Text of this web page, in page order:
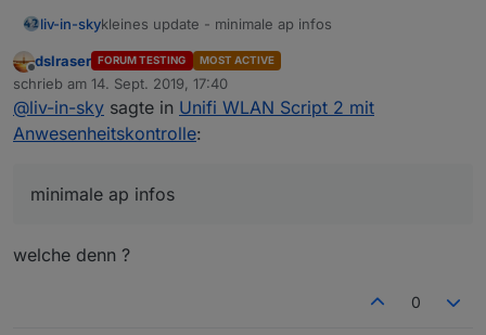
liv-in-skykleines update - minimale ap infos
sonst keine änderung - update muss also nicht sein
ap infos werden alle 3 zyklen geholt
Offline
dslraser FORUM TESTING MOST ACTIVE
schrieb am 14. Sept. 2019, 17:40
zuletzt editiert von
@liv-in-sky sagte in Unifi WLAN Script 2 mit
Anwesenheitskontrolle:
minimale ap infos
welche denn ?
0